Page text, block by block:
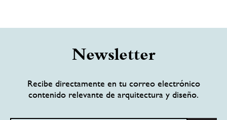
Newsletter
Recibe directamente en tu correo electrónico
contenido relevante de arquitectura y diseño.